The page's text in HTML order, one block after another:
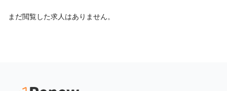
まだ閲覧した求人はありません。